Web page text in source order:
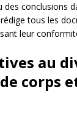
des conclusions
tous les
leur
au
corps